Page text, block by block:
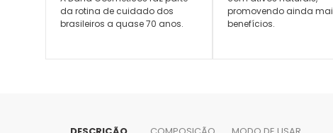
da rotina de cuidado dos
brasileiros a quase 70 anos.
promovendo ainda
benefícios.